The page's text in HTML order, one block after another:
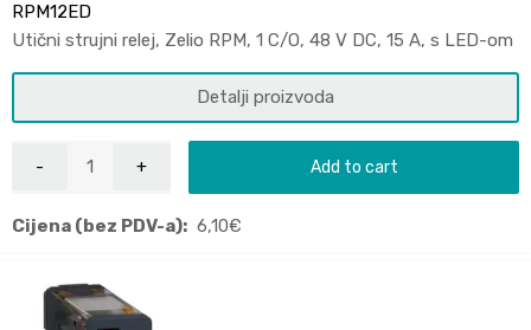
RPM12ED
Utični strujni relej, Zelio RPM, 1 C/O, 48 V DC, 15 A, s LED-om
Detalji proizvoda
Add to cart
Cijena (bez PDV-a): 6,10€